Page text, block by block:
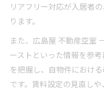
リアフリー対応が入居者
ります。
また、広島屋 不動産空室
ーストといった情報を参
を把握し、自物件におけ
です。賃料設定の見直し